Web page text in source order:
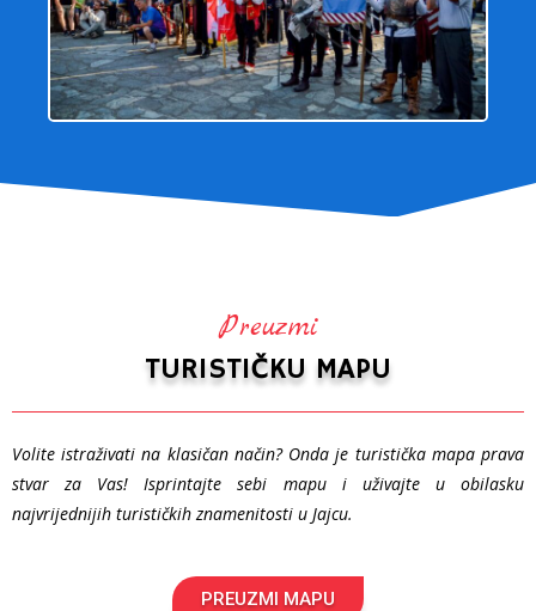
Preuzmi
TURISTIČKU MAPU
Volite istraživati na klasičan način? Onda je turistička mapa prava
stvar za Vas! Isprintajte sebi mapu i uživajte u obilasku
najvrijednijih turističkih znamenitosti u Jajcu.
PREUZMI MAPU